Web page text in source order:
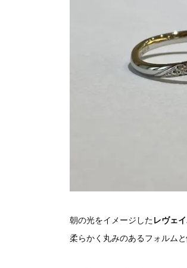
朝の光をイメージした レヴェ
柔らかく丸みのあるフォルム